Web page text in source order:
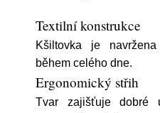
Textilní konstrukce
Kšiltovka je
během celého dne.
Ergonomický střih
Tvar zajišťuje dobré